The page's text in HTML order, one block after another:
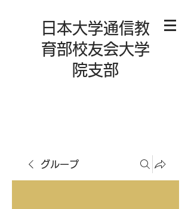
日本大学通信教
育部校友会大学
院支部
グループ